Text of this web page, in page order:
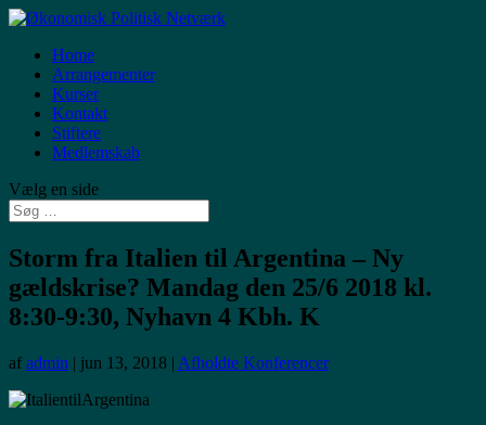
Home
Arrangementer
Kurser
Kontakt
Stiftere
Medlemskab
Vælg en side
Storm fra Italien til Argentina – Ny
gældskrise? Mandag den 25/6 2018 kl.
8:30-9:30, Nyhavn 4 Kbh. K
af admin | jun 13, 2018 | Afholdte Konferencer